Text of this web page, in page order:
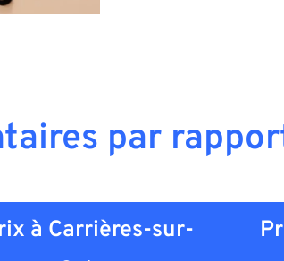
par
à Carrières-sur-